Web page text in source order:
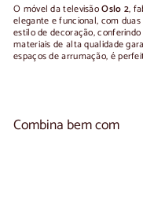
O móvel da televisãoOslo 2,
elegante e funcional, com
estilo de decoração,
materiais de alta qualidade
espaços de arrumação, é
Combina bem com